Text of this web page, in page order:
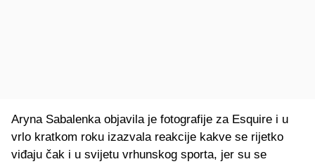
Aryna Sabalenka objavila je fotografije za Esquire i u
vrlo kratkom roku izazvala reakcije kakve se rijetko
viđaju čak i u svijetu vrhunskog sporta, jer su se